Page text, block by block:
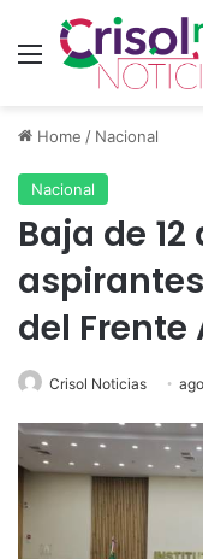
Menu
Home / Nacional
Nacional
Baja de
del Frente
Crisol Noticias